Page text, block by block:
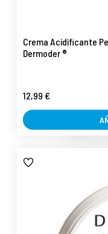
Crema Acidificante
Dermoder ®
12,99 €